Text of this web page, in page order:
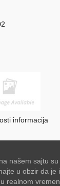
informacija
našem sajtu su
u obzir da je
realnom